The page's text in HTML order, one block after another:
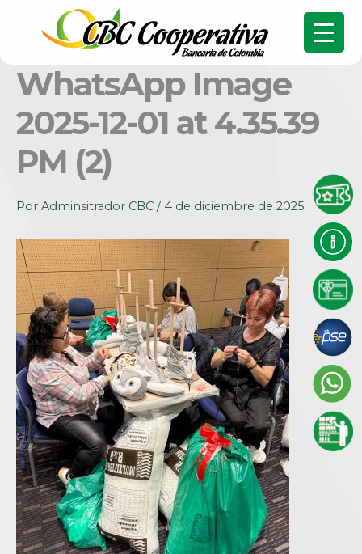
WhatsApp Image
2025-12-01 at 4.35.39
PM (2)
Por Adminsitrador CBC / 4 de diciembre de 2025